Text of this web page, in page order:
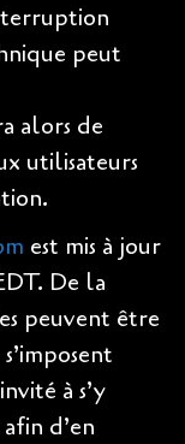
peut
alors de
utilisateurs
est mis à jour
De la
peuvent être
à s’y
d’en